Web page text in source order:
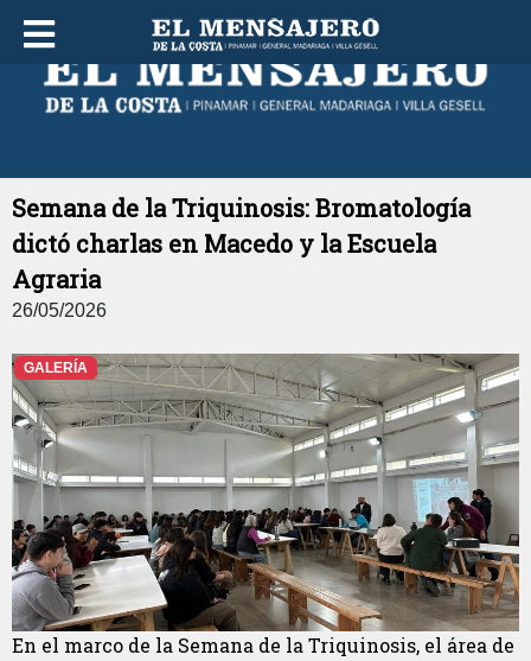
JUEVES 06 DE AGOSTO DE 2026
Semana de la Triquinosis: Bromatología
dictó charlas en Macedo y la Escuela
Agraria
26/05/2026
GALERÍA
En el marco de la Semana de la Triquinosis, el área de